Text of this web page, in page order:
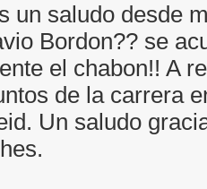
un saludo desde
Bordon?? se
el chabon!! A
de la carrera
Un saludo